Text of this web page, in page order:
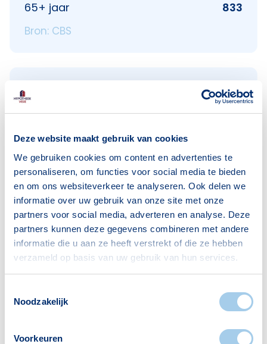
Deze website maakt gebruik van cookies
We gebruiken cookies om content en advertenties te
personaliseren, om functies voor social media te bieden
en om ons websiteverkeer te analyseren. Ook delen we
informatie over uw gebruik van onze site met onze
partners voor social media, adverteren en analyse. Deze
partners kunnen deze gegevens combineren met andere
informatie die u aan ze heeft verstrekt of die ze hebben
verzameld op basis van uw gebruik van hun services.
Noodzakelijk
Voorkeuren
65+ jaar
833
Bron: CBS
Huishoudens
Alleenwonend
1522
Gezin zonder kinderen
Gezin met kinderen
491
Bron: CBS
Voorzieningen in Osdorp-
Deze wijk heeft het allemaal voor je. Zo vind je